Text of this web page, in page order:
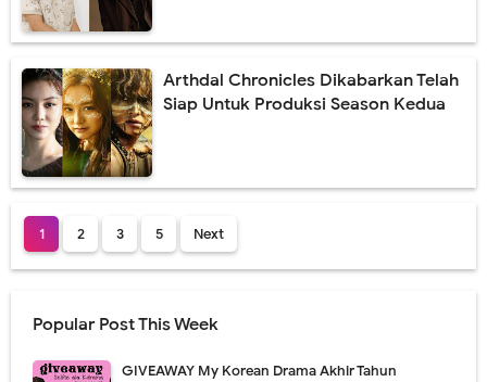
Arthdal ​​Chronicles Dikabarkan Telah
Siap Untuk Produksi Season Kedua
1 2 3 5 Next
Popular Post This Week
GIVEAWAY My Korean Drama Akhir Tahun